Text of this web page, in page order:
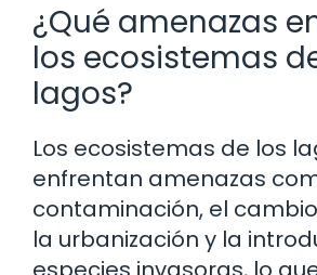
¿Qué amenazas
los ecosistemas
lagos?
Los ecosistemas de los
enfrentan amenazas
contaminación, el
la urbanización y la